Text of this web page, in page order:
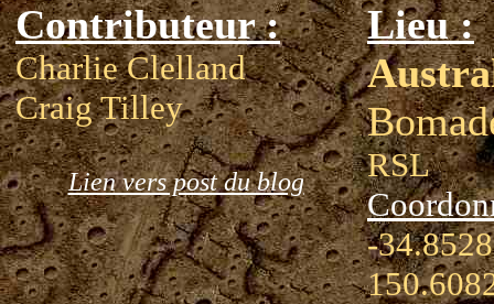
Contributeur :
Charlie Clelland
Craig Tilley
Lien vers post du blog
Lieu :
RSL
-